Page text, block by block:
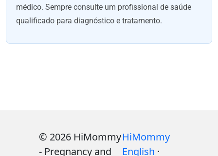
médico. Sempre consulte um profissional de saúde
qualificado para diagnóstico e tratamento.
© 2026 HiMommy
- Pregnancy and
HiMommy
English ·